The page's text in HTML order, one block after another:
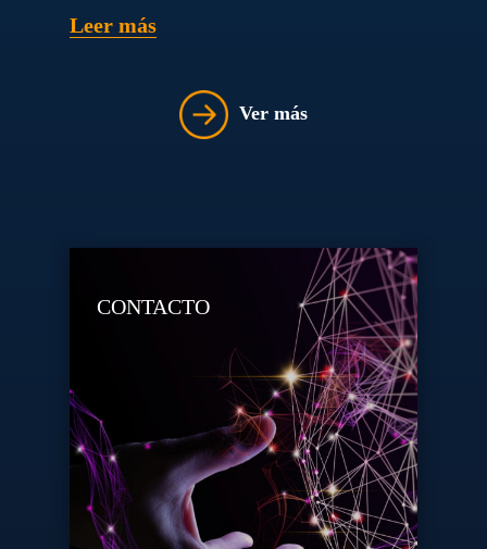
Leer más
Ver más
CONTACTO